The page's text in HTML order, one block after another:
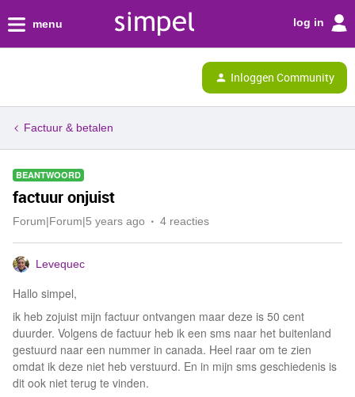
menu log in
Inloggen Community
Factuur & betalen
BEANTWOORD
factuur onjuist
Forum|Forum|5 years ago 4 reacties
Levequec
Hallo simpel,
ik heb zojuist mijn factuur ontvangen maar deze is 50 cent
duurder. Volgens de factuur heb ik een sms naar het buitenland
gestuurd naar een nummer in canada. Heel raar om te zien
omdat ik deze niet heb verstuurd. En in mijn sms geschiedenis is
dit ook niet terug te vinden.